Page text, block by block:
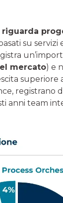
su servizi
mercato) e
registrano
team